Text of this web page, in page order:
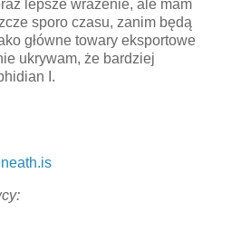
lepsze wrażenie, ale mam
sporo czasu, zanim będą
główne towary eksportowe
ukrywam, że bardziej
I.